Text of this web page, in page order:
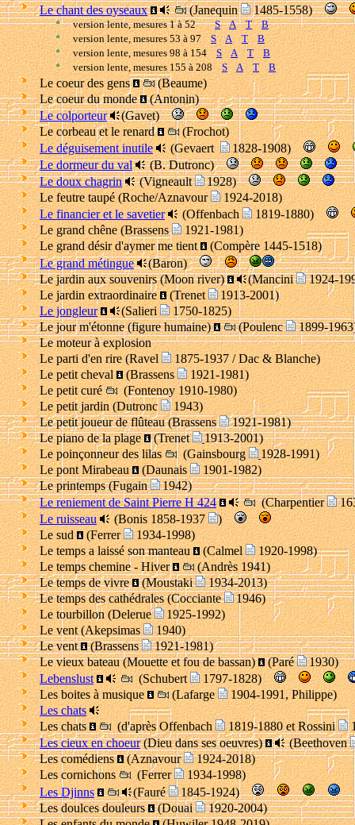
Le chant des oyseaux
(Janequin 1485-1558)
version lente, mesures 1 à 52S A T
B
version lente, mesures 53 à 97S A T
B
version lente, mesures 98 à 154 S A T
B
version lente, mesures 155 à 208S A T B
Le coeur des gens
(Beaume)
Le coeur du monde (Antonin)
Le colporteur
(Gavet)
Le corbeau et le renard
(Frochot)
Le déguisement inutile
(Gevaert
1828-1908)
Le dormeur du val
(B. Dutronc)
Le doux chagrin
(Vigneault
1928)
Le feutre taupé (Roche/Aznavour
1924-2018)
Le financier et le savetier
(Offenbach
1819-1880)
Le grand chêne (Brassens
1921-1981)
Le grand désir d'aymer me tient
(Compère 1445-1518)
Le grand métingue
(Baron)
Le jardin aux souvenirs (Moon river)
(Mancini
1924-
Le jardin extraordinaire (Trenet
1913-2001)
Le jongleur
(Salieri
1750-1825)
Le jour m'étonne (figure humaine)
(Poulenc
1899-
Le moteur à explosion
Le parti d'en rire (Ravel
1875-1937 / Dac & Blanche)
Le petit cheval
(Brassens
1921-1981)
Le petit curé
(Fontenoy 1910-1980)
Le petit jardin (Dutronc
1943)
Le petit joueur de flûteau (Brassens
1921-1981)
Le piano de la plage (Trenet
1913-2001)
Le poinçonneur des lilas
(Gainsbourg
1928-1991)
Le pont Mirabeau
(Daunais
1901-1982)
Le printemps (Fugain
1942)
Le reniement de Saint Pierre H 424
(Charpentier
Le ruisseau
(Bonis 1858-1937
)
Le sud (Ferrer
1934-1998)
Le temps a laissé son manteau
(Calmel
1920-1998)
Le temps chemine - Hiver
(Andrès 1941)
Le temps de vivre (Moustaki
1934-2013)
Le temps des cathédrales (Cocciante
1946)
Le tourbillon (Delerue
1925-1992)
Le vent (Akepsimas
1940)
Le vent (Brassens
1921-1981)
Le vieux bateau (Mouette et fou de bassan) (Paré
1930)
Lebenslust
(Schubert
1797-1828)
Les boites à musique
(Lafarge
1904-1991, Philippe)
Les chats
Les chats
(d'après Offenbach 1819-1880 et Rossini
Les cieux en choeur(Dieu dans ses oeuvres)
(Beethoven
Les comédiens (Aznavour
1924-2018)
Les cornichons
(Ferrer
1934-1998)
Les Djinns
(Fauré
1845-1924)
Les doulces douleurs (Douai
1920-2004)